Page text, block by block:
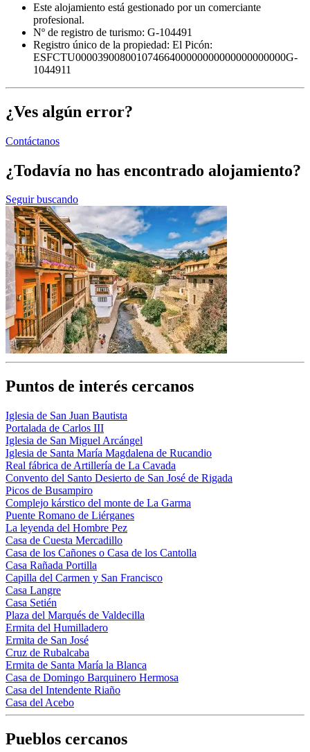
Este alojamiento está gestionado por un comerciante
profesional.
Nº de registro de turismo: G-104491
Registro único de la propiedad: El Picón:
ESFCTU00003900800107466400000000000000000000G-
1044911
¿Ves algún error?
Contáctanos
¿Todavía no has encontrado alojamiento?
Seguir buscando
Puntos de interés cercanos
Iglesia de San Juan Bautista
Portalada de Carlos III
Iglesia de San Miguel Arcángel
Iglesia de Santa María Magdalena de Rucandio
Real fábrica de Artillería de La Cavada
Convento del Santo Desierto de San José de Rigada
Picos de Busampiro
Complejo kárstico del monte de La Garma
Puente Romano de Liérganes
La leyenda del Hombre Pez
Casa de Cuesta Mercadillo
Casa de los Cañones o Casa de los Cantolla
Casa Rañada Portilla
Capilla del Carmen y San Francisco
Casa Langre
Casa Setién
Plaza del Marqués de Valdecilla
Ermita del Humilladero
Ermita de San José
Cruz de Rubalcaba
Ermita de Santa María la Blanca
Casa de Domingo Barquinero Hermosa
Casa del Intendente Riaño
Casa del Acebo
Pueblos cercanos